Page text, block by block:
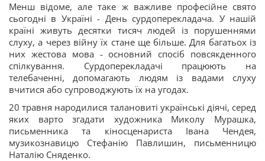
Менш відоме, але таке ж важливе професійне свято
сьогодні в Україні - День сурдоперекладача. У нашій
країні живуть десятки тисяч людей із порушеннями
слуху, а через війну їх стане ще більше. Для багатьох із
них жестова мова - основний спосіб повсякденного
спілкування. Сурдоперекладачі працюють на
телебаченні, допомагають людям із вадами слуху
вчитися або супроводжують їх на угодах.
20 травня народилися талановиті українські діячі, серед
яких варто згадати художника Миколу Мурашка,
письменника та кіносценариста Івана Чендея,
музикознавицю Стефанію Павлишин, письменницю
Наталію Сняденко.